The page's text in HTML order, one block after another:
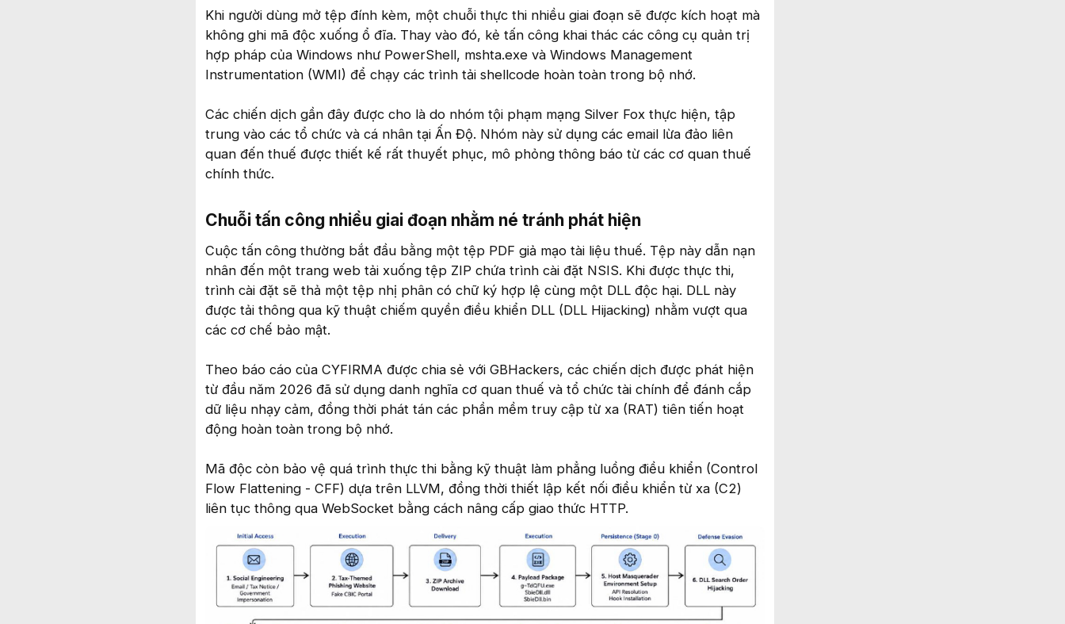
Khi người dùng mở tệp đính kèm, một chuỗi thực thi nhiều giai đoạn sẽ được kích hoạt mà
không ghi mã độc xuống ổ đĩa. Thay vào đó, kẻ tấn công khai thác các công cụ quản trị
hợp pháp của Windows như PowerShell, mshta.exe và Windows Management
Instrumentation (WMI) để chạy các trình tải shellcode hoàn toàn trong bộ nhớ.
Các chiến dịch gần đây được cho là do nhóm tội phạm mạng Silver Fox thực hiện, tập
trung vào các tổ chức và cá nhân tại Ấn Độ. Nhóm này sử dụng các email lừa đảo liên
quan đến thuế được thiết kế rất thuyết phục, mô phỏng thông báo từ các cơ quan thuế
chính thức.
Chuỗi tấn công nhiều giai đoạn nhằm né tránh phát hiện
Cuộc tấn công thường bắt đầu bằng một tệp PDF giả mạo tài liệu thuế. Tệp này dẫn nạn
nhân đến một trang web tải xuống tệp ZIP chứa trình cài đặt NSIS. Khi được thực thi,
trình cài đặt sẽ thả một tệp nhị phân có chữ ký hợp lệ cùng một DLL độc hại. DLL này
được tải thông qua kỹ thuật chiếm quyền điều khiển DLL (DLL Hijacking) nhằm vượt qua
các cơ chế bảo mật.
Theo báo cáo của CYFIRMA được chia sẻ với GBHackers, các chiến dịch được phát hiện
từ đầu năm 2026 đã sử dụng danh nghĩa cơ quan thuế và tổ chức tài chính để đánh cắp
dữ liệu nhạy cảm, đồng thời phát tán các phần mềm truy cập từ xa (RAT) tiên tiến hoạt
động hoàn toàn trong bộ nhớ.
Mã độc còn bảo vệ quá trình thực thi bằng kỹ thuật làm phẳng luồng điều khiển (Control
Flow Flattening - CFF) dựa trên LLVM, đồng thời thiết lập kết nối điều khiển từ xa (C2)
liên tục thông qua WebSocket bằng cách nâng cấp giao thức HTTP.